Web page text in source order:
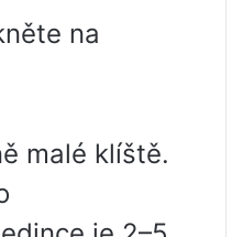
na
malé klíště.